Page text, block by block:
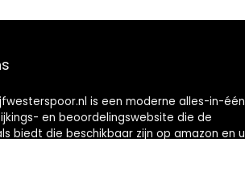
is een moderne alles-in-één
en beoordelingswebsite die de
biedt die beschikbaar zijn op amazon en u